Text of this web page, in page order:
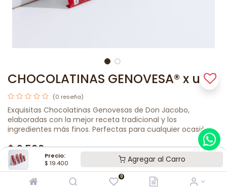
Precio:
$ 19.400 Agregar al Carro
0
CHOCOLATINAS GENOVESA® x und
(0 reseña)
Exquisitas Chocolatinas Genovesas de Don Jacobo,
elaboradas con la mejor receta tradicional y los
ingredientes más finos. Perfectas para cualquier ocasión
$2.500